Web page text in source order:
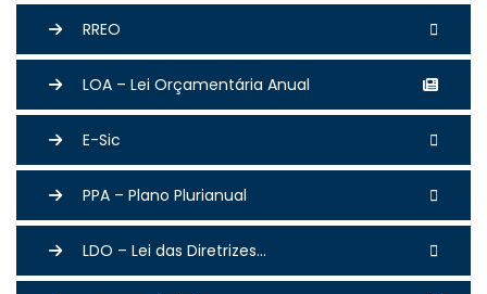
RREO
LOA – Lei Orçamentária Anual
E-Sic
PPA – Plano Plurianual
LDO – Lei das Diretrizes...